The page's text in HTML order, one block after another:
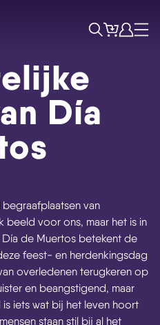
ZoekTicketsAccount
Menu
Día
van
beeld voor ons, maar het is in
de Muertos betekent de
feest- en herdenkingsdag
overledenen terugkeren op
en beangstigend, maar
iets wat bij het leven hoort
staan stil bij al het